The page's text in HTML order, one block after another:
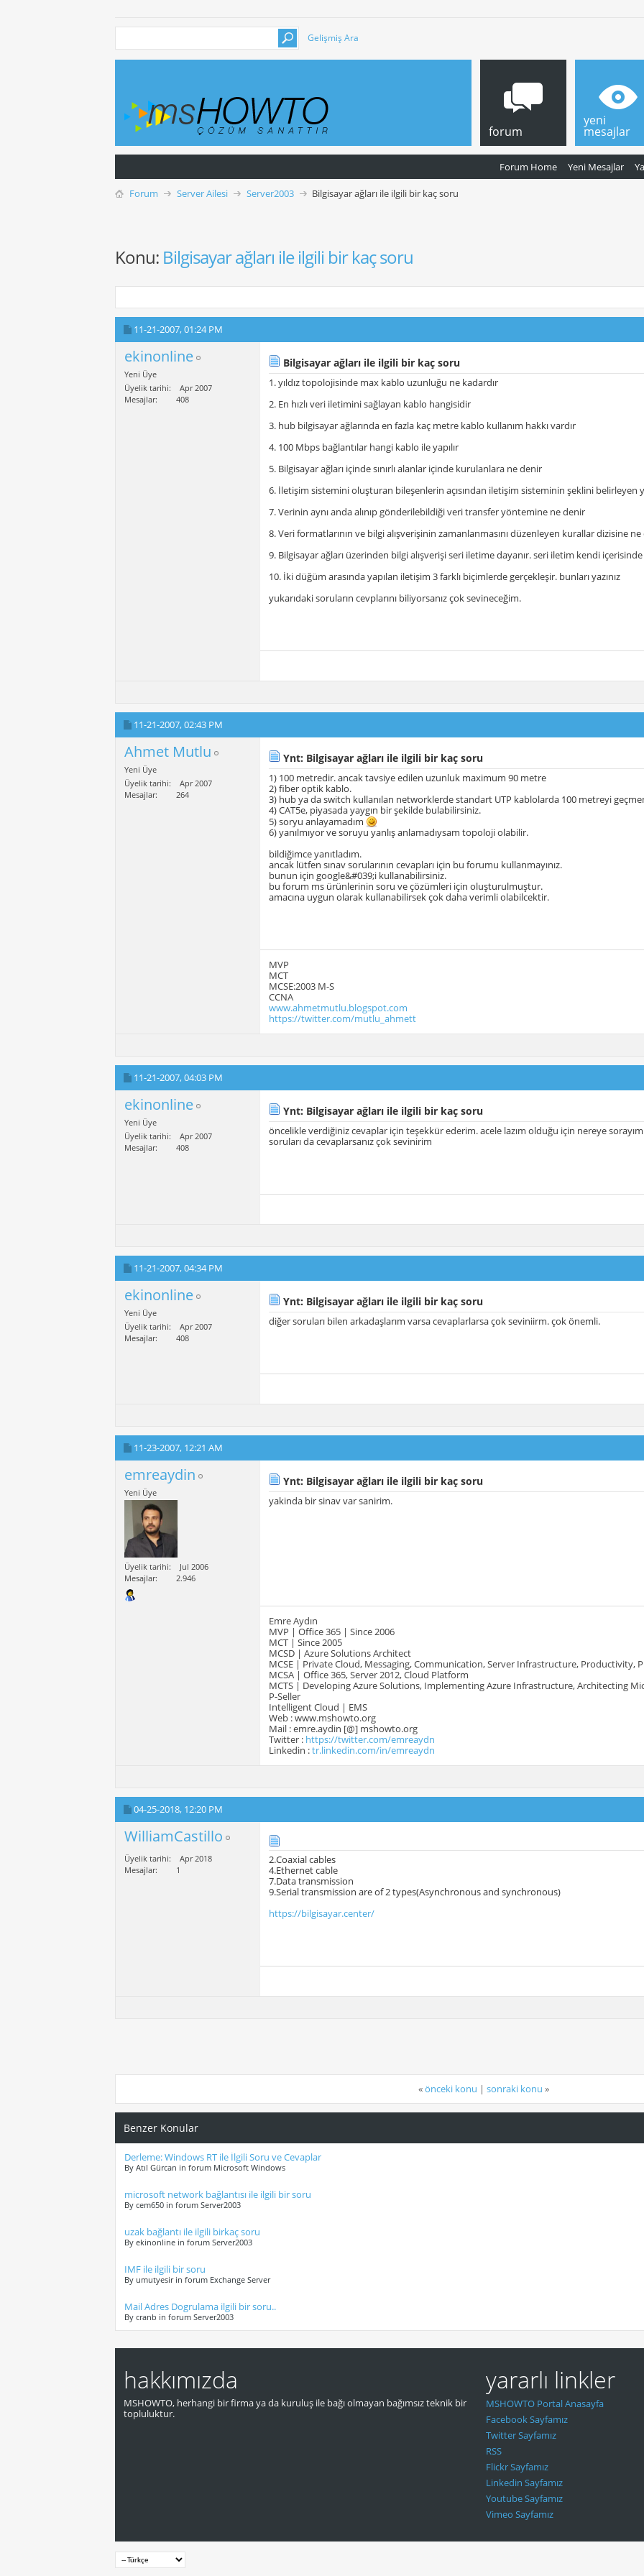
Gelişmiş Ara
forum
Forum Home Yeni Mesajlar
yeni
mesajlar
Forum Server Ailesi Server2003 Bilgisayar ağları ile ilgili bir kaç soru
Konu: Bilgisayar ağları ile ilgili bir kaç soru
11-21-2007,01:24 PM
ekinonline
Yeni Üye
Üyelik tarihi
Apr 2007
Mesajlar
408
Bilgisayar ağları ile ilgili bir kaç soru
1. yıldız topolojisinde max kablo uzunluğu ne kadardır
2. En hızlı veri iletimini sağlayan kablo hangisidir
3. hub bilgisayar ağlarında en fazla kaç metre kablo kullanım hakkı vardır
4. 100 Mbps bağlantılar hangi kablo ile yapılır
5. Bilgisayar ağları içinde sınırlı alanlar içinde kurulanlara ne denir
6. İletişim sistemini oluşturan bileşenlerin açısından iletişim sisteminin şeklini belirleyen
7. Verinin aynı anda alınıp gönderilebildiği veri transfer yöntemine ne denir
8. Veri formatlarının ve bilgi alışverişinin zamanlanmasını düzenleyen kurallar dizisine
9. Bilgisayar ağları üzerinden bilgi alışverişi seri iletime dayanır. seri iletim kendi içerisinde
10. İki düğüm arasında yapılan iletişim 3 farklı biçimlerde gerçekleşir. bunları yazınız
yukarıdaki soruların cevplarını biliyorsanız çok sevineceğim.
11-21-2007,02:43 PM
Ahmet Mutlu
Yeni Üye
Üyelik tarihi
Apr 2007
Mesajlar
264
Ynt: Bilgisayar ağları ile ilgili bir kaç soru
1) 100 metredir. ancak tavsiye edilen uzunluk maximum 90 metre
2) fiber optik kablo.
3) hub ya da switch kullanılan networklerde standart UTP kablolarda 100 metreyi
4) CAT5e, piyasada yaygın bir şekilde bulabilirsiniz.
5) soryu anlayamadım
6) yanılmıyor ve soruyu yanlış anlamadıysam topoloji olabilir.
bildiğimce yanıtladım.
ancak lütfen sınav sorularının cevapları için bu forumu kullanmayınız.
bunun için google&#039;i kullanabilirsiniz.
bu forum ms ürünlerinin soru ve çözümleri için oluşturulmuştur.
amacına uygun olarak kullanabilirsek çok daha verimli olabilcektir.
MVP
MCT
MCSE:2003 M-S
CCNA
www.ahmetmutlu.blogspot.com
https://twitter.com/mutlu_ahmett
11-21-2007,04:03 PM
ekinonline
Yeni Üye
Üyelik tarihi
Apr 2007
Mesajlar
408
Ynt: Bilgisayar ağları ile ilgili bir kaç soru
öncelikle verdiğiniz cevaplar için teşekkür ederim. acele lazım olduğu için nereye
soruları da cevaplarsanız çok sevinirim
11-21-2007,04:34 PM
ekinonline
Yeni Üye
Üyelik tarihi
Apr 2007
Mesajlar
408
Ynt: Bilgisayar ağları ile ilgili bir kaç soru
diğer soruları bilen arkadaşlarım varsa cevaplarlarsa çok seviniirm. çok önemli.
11-23-2007, 12:21 AM
emreaydin
Yeni Üye
Üyelik tarihi
Jul 2006
Mesajlar
2.946
Ynt: Bilgisayar ağları ile ilgili bir kaç soru
yakinda bir sinav var sanirim.
Emre Aydın
MVP | Office 365 | Since 2006
MCT | Since 2005
MCSD | Azure Solutions Architect
MCSE | Private Cloud, Messaging, Communication, Server Infrastructure, Productivity,
MCSA | Office 365, Server 2012, Cloud Platform
MCTS | Developing Azure Solutions, Implementing Azure Infrastructure, Architecting
P-Seller
Intelligent Cloud | EMS
Web : www.mshowto.org
Mail : emre.aydin [@] mshowto.org
Twitter : https://twitter.com/emreaydn
Linkedin :tr.linkedin.com/in/emreaydn
04-25-2018, 12:20 PM
WilliamCastillo
Üyelik tarihi
Apr 2018
Mesajlar
1
2.Coaxial cables
4.Ethernet cable
7.Data transmission
9.Serial transmission are of 2 types(Asynchronous and synchronous)
https://bilgisayar.center/
«önceki konu | sonraki konu »
Benzer Konular
Derleme: Windows RT ile İlgili Soru ve Cevaplar
By Atıl Gürcan in forum Microsoft Windows
microsoft network bağlantısı ile ilgili bir soru
By cem650 in forum Server2003
uzak bağlantı ile ilgili birkaç soru
By ekinonline in forum Server2003
IMF ile ilgili bir soru
By umutyesir in forum Exchange Server
Mail Adres Dogrulama ilgili bir soru..
By cranb in forum Server2003
hakkımızda
MSHOWTO, herhangi bir firma ya da kuruluş ile bağı olmayan bağımsız teknik bir
topluluktur.
yararlı linkler
MSHOWTO Portal Anasayfa
Facebook Sayfamız
Twitter Sayfamız
RSS
Flickr Sayfamız
Linkedin Sayfamız
Youtube Sayfamız
Vimeo Sayfamız